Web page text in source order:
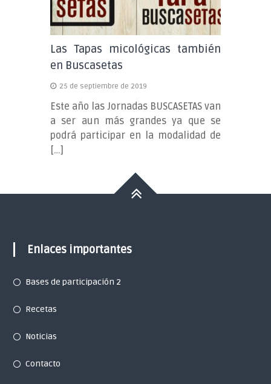
Las Tapas micológicas también
en Buscasetas
25 de septiembre de 2019
Este año las Jornadas BUSCASETAS van
a ser aun más grandes ya que se
podrá participar en la modalidad de
[…]
Enlaces importantes
Bases de participación 2
Recetas
Noticias
Contacto